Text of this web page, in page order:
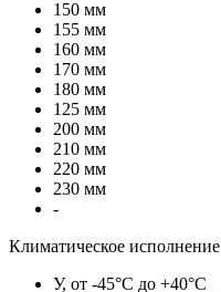
150 мм
155 мм
160 мм
170 мм
180 мм
125 мм
200 мм
210 мм
220 мм
230 мм
-
Климатическое исполнение
У, от -45°C до +40°C